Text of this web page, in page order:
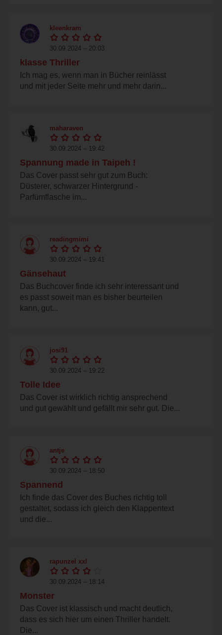
kleenkram
30.09.2024 – 20:03
klasse Thriller
Ich mag es, wenn man in Bücher reinlässt
und mit jeder Seite mehr und mehr darin...
maharaven
30.09.2024 – 19:42
Spannung made in Taipeh !
Das Cover passt sehr gut zum Buch:
Düsterer, schwarzer Hintergrund -
Parfümflasche im...
readingmimi
30.09.2024 – 19:41
Gänsehaut
Das Buchcover finde ich sehr interessant und
es passt soweit man es bisher beurteilen
kann, gut...
josi91
30.09.2024 – 19:22
Tolle Idee
Das Cover ist wirklich richtig ansprechend
und gut gewählt und gefällt mir sehr gut. Die...
antje
30.09.2024 – 18:50
Spannend
Ich finde das Cover des Buches richtig toll
gestaltet, sodass ich gleich den Klappentext
und die...
rapunzel xxl
30.09.2024 – 18:14
Monster
Das Cover ist klassisch und macht deutlich,
dass es sich hier um einen Thriller handelt.
Die...